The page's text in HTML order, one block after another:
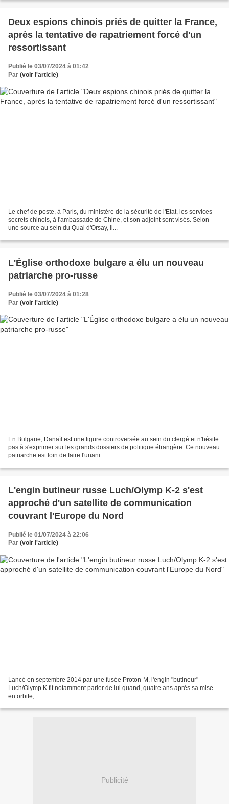
Deux espions chinois priés de quitter la France,
après la tentative de rapatriement forcé d'un
ressortissant
Publié le 03/07/2024 à 01:42
Par (voir l'article)
Le chef de poste, à Paris, du ministère de la sécurité de l'Etat, les services
secrets chinois, à l'ambassade de Chine, et son adjoint sont visés. Selon
une source au sein du Quai d'Orsay, il...
L'Église orthodoxe bulgare a élu un nouveau
patriarche pro-russe
Publié le 03/07/2024 à 01:28
Par (voir l'article)
En Bulgarie, Danaïl est une figure controversée au sein du clergé et n'hésite
pas à s'exprimer sur les grands dossiers de politique étrangère. Ce nouveau
patriarche est loin de faire l'unani...
L'engin butineur russe Luch/Olymp K-2 s'est
approché d'un satellite de communication
couvrant l'Europe du Nord
Publié le 01/07/2024 à 22:06
Par (voir l'article)
Lancé en septembre 2014 par une fusée Proton-M, l'engin "butineur"
Luch/Olymp K fit notamment parler de lui quand, quatre ans après sa mise
en orbite,
Publicité